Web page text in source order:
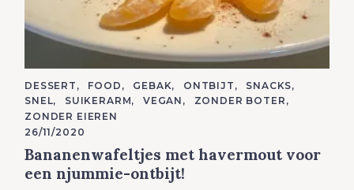
C
A
T
E
G
O
R
I
S
DESSERT FOOD GEBAK ONTBIJT
SNACKS
SNEL
SUIKERARM VEGAN
ZONDER BOTER
ZONDER EIEREN
26/11/2020
Bananenwafeltjes met havermout voor
een njummie-ontbijt!